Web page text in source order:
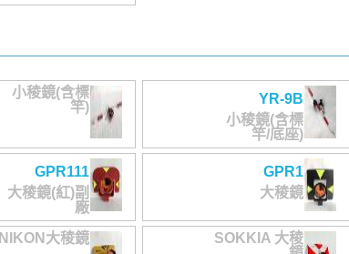
小稜鏡(含標
竿)
YR-9B
小稜鏡(含標
竿/底座)
GPR111
大稜鏡(紅)副
廠
GPR1
大稜鏡
NIKON大稜鏡
SOKKIA 大稜